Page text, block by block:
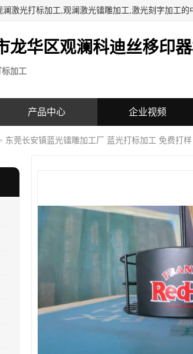
激光打标加工,观澜激光镭雕加工,激光刻字加工的
龙华区观澜科迪丝移印
标加工
产品中心 企业视频
东莞长安镇蓝光镭雕加工厂 蓝光打标加工 免费打样